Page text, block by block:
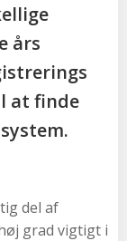
års
at finde
del af
grad vigtigt i